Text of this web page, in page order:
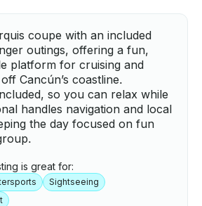
coupe with an included
outings, offering a fun,
platform for cruising and
Cancún’s coastline.
so you can relax while
handles navigation and local
the day focused on fun
is great for:
Sightseeing